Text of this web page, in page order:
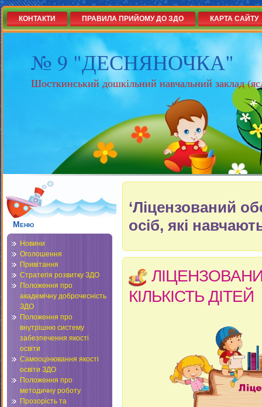
№ 9 "ДЕСНЯНОЧКА"
Шосткинський дошкільний навчальний заклад
КОНТАКТИ ПРАВИЛА ПРИЙОМУ ДО ЗДО КАРТА САЙТУ
Меню
Новини
Оголошення
Привітання
Стратегія розвитку ЗДО
Положення про
академічну доброчесність
ЗДО
Положення про
внутрішню систему
забезпечення якості
освіти
Самооцінювання якості
освіти ЗДО
Положення про
методичну роботу
Прозорість та
‘Ліцензований
осіб, які
КІЛЬКІСТЬ ДІТЕЙ